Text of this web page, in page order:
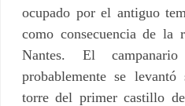
ocupado por el antiguo
como consecuencia de la
Nantes. El
probablemente se
torre del primer castillo